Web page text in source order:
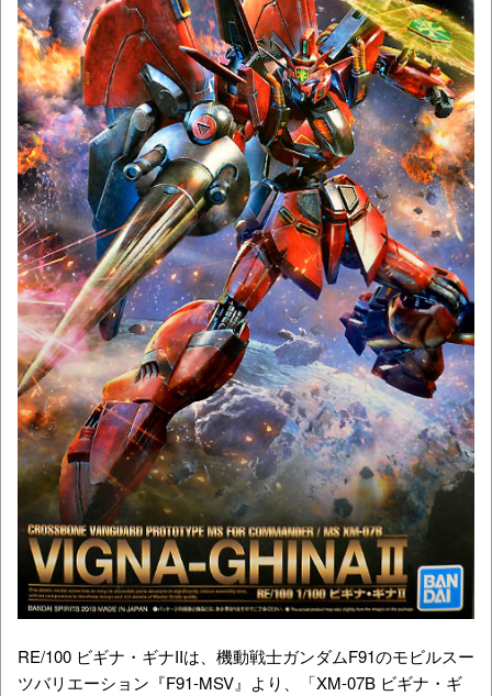
RE/100 ビギナ・ギナIIは、機動戦士ガンダムF91のモビルスー
ツバリエーション『F91-MSV』より、「XM-07B ビギナ・ギ